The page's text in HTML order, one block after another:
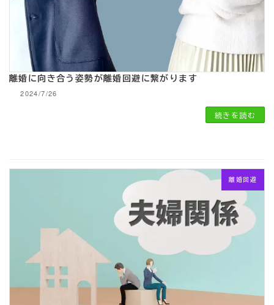
離婚に向き合う姿勢が離婚回避に繋がります
2024/7/26
続きを読む
離婚回避